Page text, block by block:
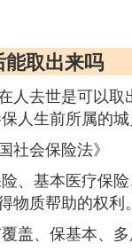
取出来吗
人去世是可以取
人生前所属的
社会保险法》
、基本医疗保
质帮助的权利。
盖、保基本、